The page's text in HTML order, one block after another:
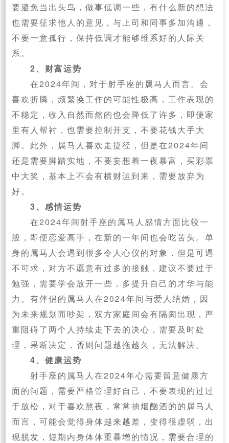
要避免当出头鸟，做事低调一些，有什么新的想法
也需要征求他人的意见，与上司和同事多加沟通，
不要一意孤行，保持低调才能够维系好的人际关
系。
2、财富运势
在2024年间，对于射手座的属马人而言。会
喜欢折腾，频繁换工作的可能性极高，工作表现的
不稳定，收入自然而然的也会降低了许多，即便家
里有人帮衬，也需要控制开支，不要花钱大手大
脚。此外，属马人喜欢走捷径，但是在2024年间
还是需要脚踏实地，不要妄想着一夜暴富，买彩票
中大奖，基本上不会有横财运到来，需要放弃为
好。
3、感情运势
在2024年间射手座的属马人感情方面比较一
般，即便恋爱高手，在新的一年间也会吃苦头。单
身的属马人会遇到很多令人心仪的对象，但是可遇
不可求，对方不愿意有过多的接触，建议不要过于
勉强，需要学会放开一些，多提升自己的才华与能
力。有伴侣的属马人在2024年间与爱人结婚，因
为未来规划而吵架，双方家庭间会有隔阂出现，严
重阻碍了两个人持续走下去的决心，需要及时处
理，果断决定，否则问题越拖越久，无法解决。
4、健康运势
射手座的属马人在2024年心需要留意健康方
面的问题，需要严格管理好自己，不要表现的过过
于放松，对于喜欢熬夜，常常抽烟酗酒的的属马人
而言，可能会觉得身体越来越差，变得很虚弱，出
现脱发，短期内身体体重暴增的情况，需要合理的